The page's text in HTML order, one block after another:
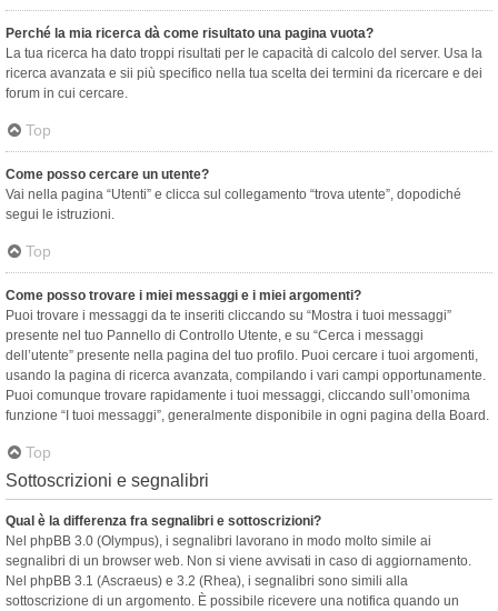
Perché la mia ricerca dà come risultato una pagina vuota?
La tua ricerca ha dato troppi risultati per le capacità di calcolo del server. Usa la
ricerca avanzata e sii più specifico nella tua scelta dei termini da ricercare e dei
forum in cui cercare.
Top
Come posso cercare un utente?
Vai nella pagina “Utenti” e clicca sul collegamento “trova utente”, dopodiché
segui le istruzioni.
Top
Come posso trovare i miei messaggi e i miei argomenti?
Puoi trovare i messaggi da te inseriti cliccando su “Mostra i tuoi messaggi”
presente nel tuo Pannello di Controllo Utente, e su “Cerca i messaggi
dell’utente” presente nella pagina del tuo profilo. Puoi cercare i tuoi argomenti,
usando la pagina di ricerca avanzata, compilando i vari campi opportunamente.
Puoi comunque trovare rapidamente i tuoi messaggi, cliccando sull’omonima
funzione “I tuoi messaggi”, generalmente disponibile in ogni pagina della Board.
Top
Sottoscrizioni e segnalibri
Qual è la differenza fra segnalibri e sottoscrizioni?
Nel phpBB 3.0 (Olympus), i segnalibri lavorano in modo molto simile ai
segnalibri di un browser web. Non si viene avvisati in caso di aggiornamento.
Nel phpBB 3.1 (Ascraeus) e 3.2 (Rhea), i segnalibri sono simili alla
sottoscrizione di un argomento. È possibile ricevere una notifica quando un